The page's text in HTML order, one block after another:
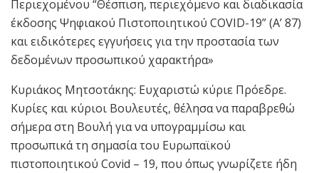
Περιεχομένου “Θέσπιση, περιεχόμενο και διαδικασία
έκδοσης Ψηφιακού Πιστοποιητικού COVID-19” (Α’ 87)
και ειδικότερες εγγυήσεις για την προστασία των
δεδομένων προσωπικού χαρακτήρα»
Κυριάκος Μητσοτάκης: Ευχαριστώ κύριε Πρόεδρε.
Κυρίες και κύριοι Βουλευτές, θέλησα να παραβρεθώ
σήμερα στη Βουλή για να υπογραμμίσω και
προσωπικά τη σημασία του Ευρωπαϊκού
πιστοποιητικού Covid – 19, που όπως γνωρίζετε ήδη